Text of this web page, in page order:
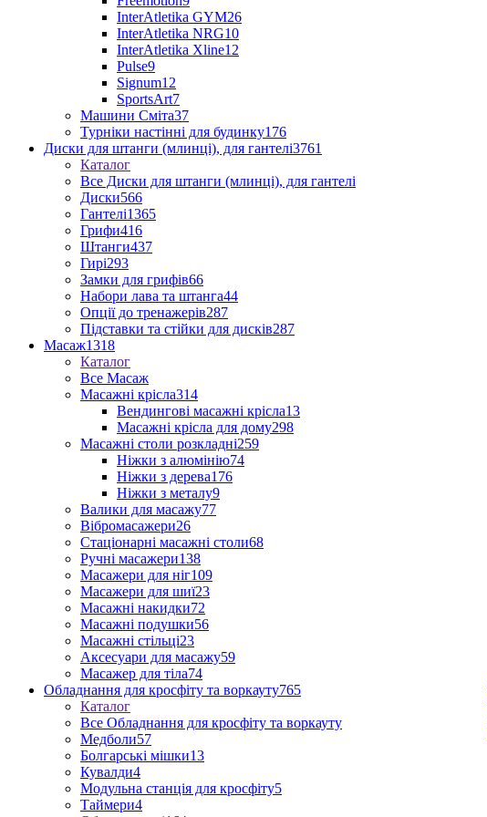
InterAtletika GYM26
InterAtletika NRG10
InterAtletika Xline12
Pulse9
Signum12
SportsArt7
Машини Сміта37
Турніки настінні для будинку176
Диски для штанги (млинці), для гантелі3761
Каталог
Все Диски для штанги (млинці), для гантелі
Диски566
Гантелі1365
Грифи416
Штанги437
Гирі293
Замки для грифів66
Набори лава та штанга44
Опції до тренажерів287
Підставки та стійки для дисків287
Масаж1318
Каталог
Все Масаж
Масажні крісла314
Вендингові масажні крісла13
Масажні крісла для дому298
Масажні столи розкладні259
Ніжки з алюмінію74
Ніжки з дерева176
Ніжки з металу9
Валики для масажу77
Вібромасажери26
Стаціонарні масажні столи68
Ручні масажери138
Масажери для ніг109
Масажери для шиї23
Масажні накидки72
Масажні подушки56
Масажні стільці23
Аксесуари для масажу59
Масажер для тіла74
Обладнання для кросфіту та воркауту765
Каталог
Все Обладнання для кросфіту та воркауту
Медболи57
Болгарські мішки13
Кувалди4
Модульна станція для кросфіту5
Таймери4